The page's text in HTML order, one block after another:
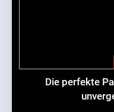
Die perfekte